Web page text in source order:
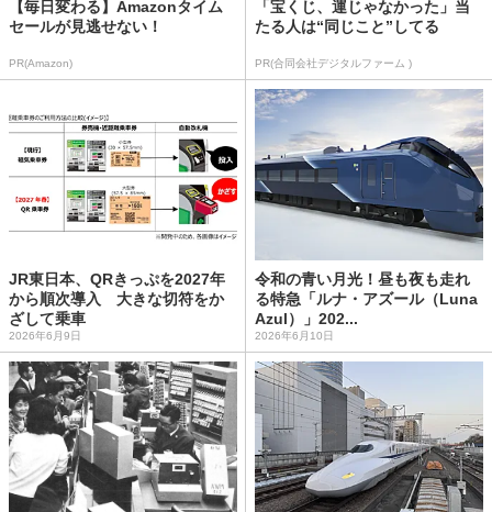
【毎日変わる】Amazonタイム
セールが見逃せない！
PR(Amazon)
「宝くじ、運じゃなかった」当
たる人は“同じこと”してる
PR(合同会社デジタルファーム )
JR東日本、QRきっぷを2027年
から順次導入 大きな切符をか
ざして乗車
2026年6月9日
令和の青い月光！昼も夜も走れ
る特急「ルナ・アズール（Luna
Azul）」202...
2026年6月10日